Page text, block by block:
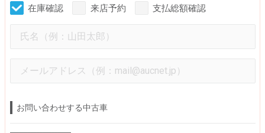
在庫確認 来店予約 支払総額確認
お問い合わせする中古車